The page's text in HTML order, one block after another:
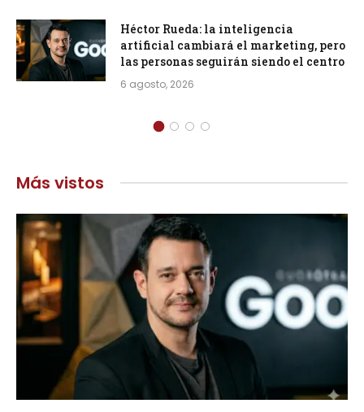
Héctor Rueda: la inteligencia
artificial cambiará el marketing, pero
las personas seguirán siendo el centro
6 agosto, 2026
Más vistos